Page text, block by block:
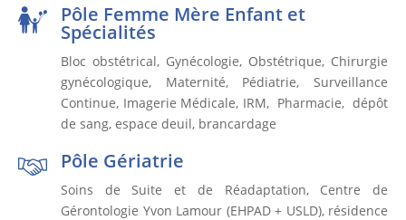
Pôle Femme Mère Enfant et
Spécialités
Bloc obstétrical, Gynécologie, Obstétrique, Chirurgie
gynécologique, Maternité, Pédiatrie, Surveillance
Continue, Imagerie Médicale, IRM, Pharmacie, dépôt
de sang, espace deuil, brancardage
Pôle Gériatrie
Soins de Suite et de Réadaptation, Centre de
Gérontologie Yvon Lamour (EHPAD + USLD), résidence